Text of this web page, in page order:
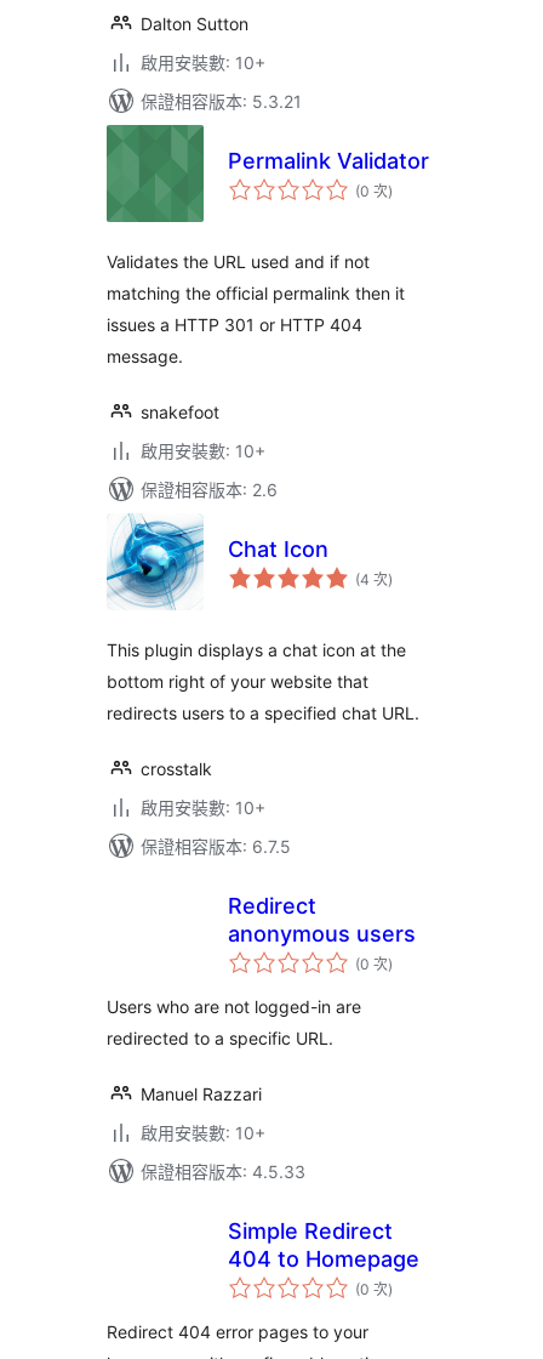
Dalton Sutton
啟用安裝數: 10+
保證相容版本: 5.3.21
Permalink Validator
(0 次評
分)
Validates the URL used and if not
matching the official permalink then it
issues a HTTP 301 or HTTP 404
message.
snakefoot
啟用安裝數: 10+
保證相容版本: 2.6
Chat Icon
(4 次評
分)
This plugin displays a chat icon at the
bottom right of your website that
redirects users to a specified chat URL.
crosstalk
啟用安裝數: 10+
保證相容版本: 6.7.5
Redirect
anonymous users
(0 次評
分)
Users who are not logged-in are
redirected to a specific URL.
Manuel Razzari
啟用安裝數: 10+
保證相容版本: 4.5.33
Simple Redirect
404 to Homepage
(0 次評
分)
Redirect 404 error pages to your